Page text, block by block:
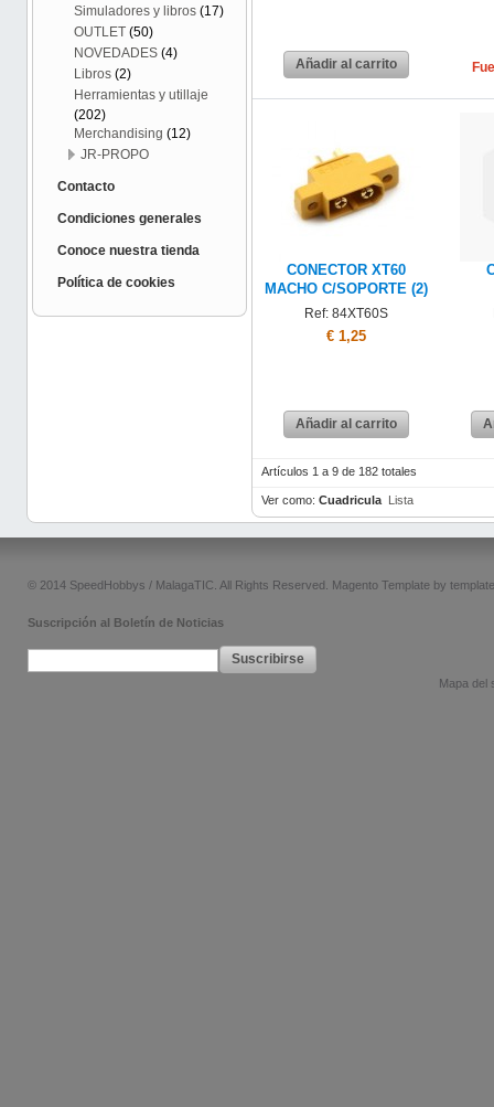
Añadir al carrito
CONECTOR XT60
MACHO C/SOPORTE (2)
Ref: 84XT60S
€ 1,25
Añadir al carrito
Artículos 1 a 9 de 182 totales
Ver como: Cuadricula Lista
Simuladores y libros (17)
OUTLET (50)
NOVEDADES (4)
Libros (2)
Herramientas y utillaje
(202)
Merchandising (12)
JR-PROPO
Contacto
Condiciones generales
Conoce nuestra tienda
Política de cookies
© 2014 SpeedHobbys / MalagaTIC. All Rights Reserved. Magento Template by
Suscripción al Boletín de Noticias
Suscribirse
Mapa del